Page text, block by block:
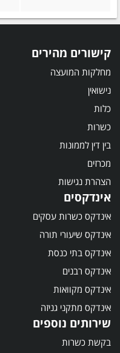
קישורים מהירים
מחלקות המועצה
נישואין
כלות
כשרות
בין דין לממונות
מכרזים
הצהרת נגישות
אינדקסים
אינדקס כשרות עסקים
אינדקס שיעורי תורה
אינדקס בתי כנסת
אינדקס רבנים
אינדקס מקוואות
אינדקס מתקני גניזה
שירותים נוספים
בקשת כשרות